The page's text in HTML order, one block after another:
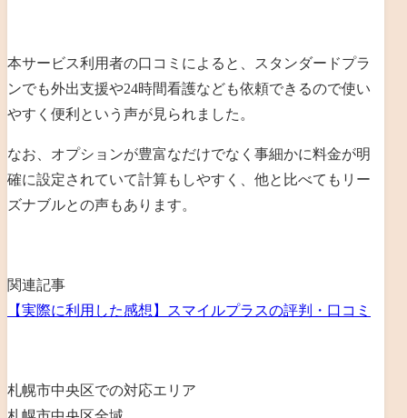
本サービス利用者の口コミによると、
スタンダードプラ
ンでも外出支援や24時間看護なども依頼できるので使い
やすく便利という声が見られました 。
なお、 オプションが豊富なだけでなく事細かに料金が明
確に設定されていて計算もしやすく、他と比べてもリー
ズナブルとの声もあります。
関連記事
【実際に利用した感想】スマイルプラスの評判・口コミ
札幌市中央区での対応エリア